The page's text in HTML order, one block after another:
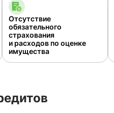
Отсутствие
обязательного
страхования
и расходов по оценке
имущества